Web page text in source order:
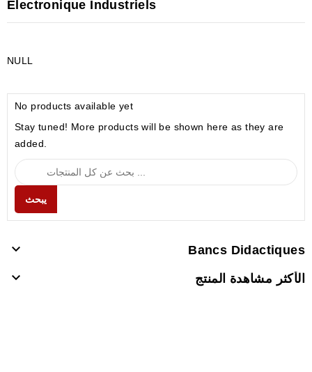
Electronique Industriels
NULL
No products available yet
Stay tuned! More products will be shown here as they are
added.
يبحث
Bancs Didactiques

الأكثر مشاهدة المنتج 